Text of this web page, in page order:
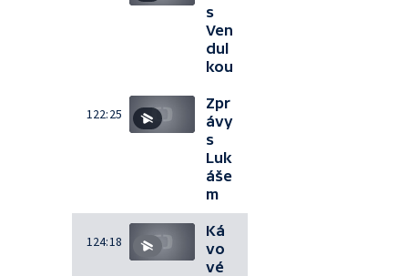
s
Ven
dul
kou
122:25
Zpr
ávy
s
Luk
áše
m
124:18
Ká
vo
vé